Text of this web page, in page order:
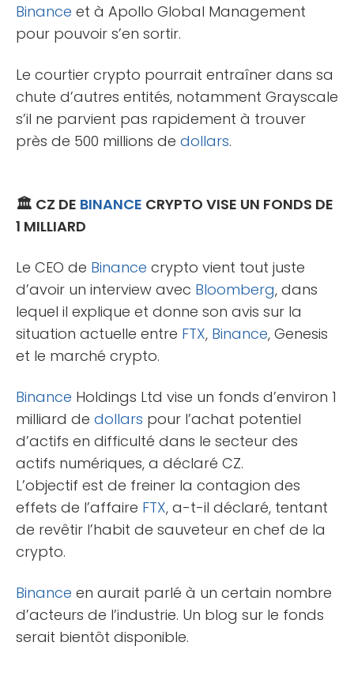
Binance et à Apollo Global Management
pour pouvoir s’en sortir.
Le courtier crypto pourrait entraîner dans sa
chute d’autres entités, notamment Grayscale
s’il ne parvient pas rapidement à trouver
près de 500 millions de dollars.
🏛️ CZ DE BINANCE CRYPTO VISE UN FONDS DE
1 MILLIARD
Le CEO de Binance crypto vient tout juste
d’avoir un interview avec Bloomberg, dans
lequel il explique et donne son avis sur la
situation actuelle entre FTX, Binance, Genesis
et le marché crypto.
Binance Holdings Ltd vise un fonds d’environ 1
milliard de dollars pour l’achat potentiel
d’actifs en difficulté dans le secteur des
actifs numériques, a déclaré CZ.
L’objectif est de freiner la contagion des
effets de l’affaire FTX, a-t-il déclaré, tentant
de revêtir l’habit de sauveteur en chef de la
crypto.
Binance en aurait parlé à un certain nombre
d’acteurs de l’industrie. Un blog sur le fonds
serait bientôt disponible.